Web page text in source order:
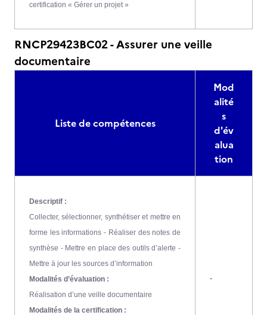
certification « Gérer un projet »
RNCP29423BC02 - Assurer une veille
documentaire
Liste de compétences
Mod
alité
s
d'év
alua
tion
Descriptif :
Collecter, sélectionner, synthétiser et mettre en
forme les informations - Réaliser des notes de
synthèse - Mettre en place des outils d’alerte -
Mettre à jour les sources d’information
Modalités d’évaluation :
Réalisation d’une veille documentaire
Modalités de la certification :
-